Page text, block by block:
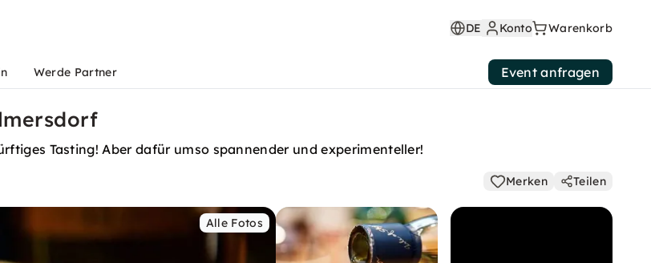
DE Konto Warenkorb
Werde Partner Event anfragen
Tasting! Aber dafür umso spannender und experimenteller!
Merken Teilen
Alle Fotos